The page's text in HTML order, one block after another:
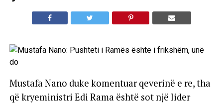
Mustafa Nano duke komentuar qeverinë e re, tha
që kryeministri Edi Rama është sot një lider